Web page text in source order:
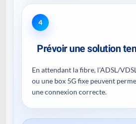
4
Prévoir une solution
En attendant la fibre, l'ADSL/
ou une box 5G fixe peuvent
une connexion correcte.